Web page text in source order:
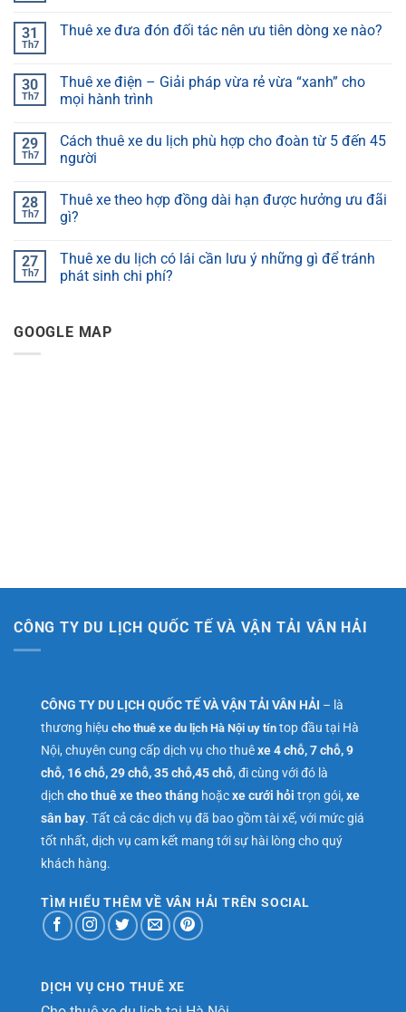
31
Th7
Thuê xe đưa đón đối tác nên ưu tiên dòng xe nào?
30
Th7
Thuê xe điện – Giải pháp vừa rẻ vừa “xanh” cho
mọi hành trình
29
Th7
Cách thuê xe du lịch phù hợp cho đoàn từ 5 đến 45
người
28
Th7
Thuê xe theo hợp đồng dài hạn được hưởng ưu đãi
gì?
27
Th7
Thuê xe du lịch có lái cần lưu ý những gì để tránh
phát sinh chi phí?
GOOGLE MAP
CÔNG TY DU LỊCH QUỐC TẾ VÀ VẬN TẢI VÂN HẢI
CÔNG TY DU LỊCH QUỐC TẾ VÀ VẬN TẢI VÂN HẢI – là
thương hiệu cho thuê xe du lịch Hà Nội uy tín top đầu tại Hà
Nội, chuyên cung cấp dịch vụ cho thuêxe 4 chỗ, 7 chỗ, 9
chỗ, 16 chỗ, 29 chỗ, 35 chỗ,45 chỗ, đi cùng với đó là
dịch cho thuê xe theo tháng hoặcxe cưới hỏi trọn gói, xe
sân bay. Tất cả các dịch vụ đã bao gồm tài xế, với mức giá
tốt nhất, dịch vụ cam kết mang tới sự hài lòng cho quý
khách hàng.
TÌM HIỂU THÊM VỀ VÂN HẢI TRÊN SOCIAL
DỊCH VỤ CHO THUÊ XE